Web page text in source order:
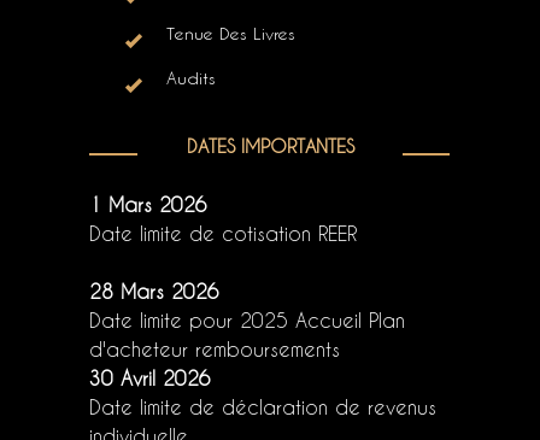
Tenue Des Livres
Audits
DATES IMPORTANTES
1 Mars 2026
Date limite de cotisation REER
28 Mars 2026
Date limite pour 2025 Accueil Plan
d'acheteur remboursements
30 Avril 2026
Date limite de déclaration de revenus